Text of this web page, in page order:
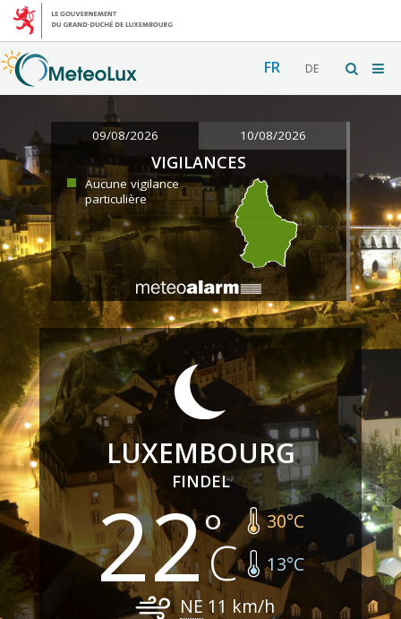
FR DE
09/08/2026 10/08/2026
VIGILANCES
Aucune vigilance
particulière
LUXEMBOURG
FINDEL
22 30°C
13°C
NE 11 km/h